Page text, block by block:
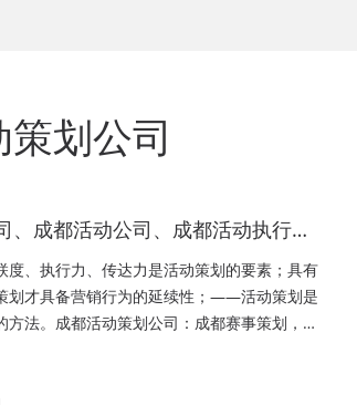
划公司
、成都活动公司、成都活动执行公
策划公司、成都发布会策划公司、
司、成都年会活动策划
度、执行力、传达力是活动策划的要素；具有
划才具备营销行为的延续性；——活动策划是
方法。成都活动策划公司：成都赛事策划，成